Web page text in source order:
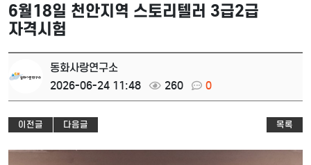
6월18일 천안지역 스토리텔러 3급2급
자격시험
동화사랑연구소
2026-06-24 11:48
260 0
이전글 다음글 목록